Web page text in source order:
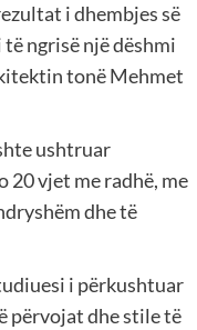
i dhembjes së
ngrisë një dëshmi
tonë Mehmet
ushtruar
20 vjet me radhë, me
dhe të
i përkushtuar
përvojat dhe stile të